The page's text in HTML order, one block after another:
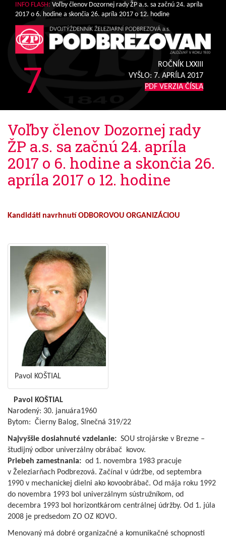
INFO FLASH: Voľby členov Dozornej rady ŽP a.s. sa začnú 24. apríla
2017 o 6. hodine a skončia 26. apríla 2017 o 12. hodine
7
ROČNÍK LXXIII
VYŠLO: 7. APRÍLA 2017
PDF VERZIA ČÍSLA
Voľby členov Dozornej rady
ŽP a.s. sa začnú 24. apríla
2017 o 6. hodine a skončia 26.
apríla 2017 o 12. hodine
Kandidáti navrhnutí ODBOROVOU ORGANIZÁCIOU
Pavol KOŠTIAL
Pavol KOŠTIAL
Narodený: 30. januára1960
Bytom: Čierny Balog, Slnečná 319/22
Najvyššie dosiahnuté vzdelanie: SOU strojárske v Brezne –
študijný odbor univerzálny obrábač kovov.
Priebeh zamestnania: od 1. novembra 1983 pracuje
v Železiarňach Podbrezová. Začínal v údržbe, od septembra
1990 v mechanickej dielni ako kovoobrábač. Od mája roku 1992
do novembra 1993 bol univerzálnym sústružníkom, od
decembra 1993 bol horizontkárom centrálnej údržby. Od 1. júla
2008 je predsedom ZO OZ KOVO.
Menovaný má dobré organizačné a komunikačné schopnosti